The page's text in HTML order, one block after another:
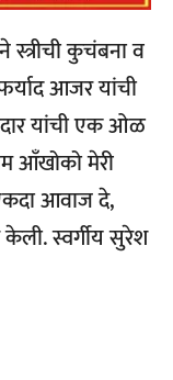
स्त्रीची कुचंबना व
आजर यांची
यांची एक ओळ
आँखोको मेरी
आवाज दे,
स्वर्गीय सुरेश